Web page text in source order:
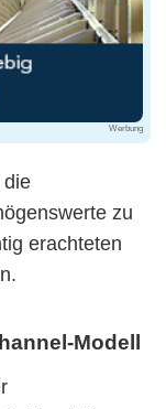
Werbung
die
zu
erachteten
Modell